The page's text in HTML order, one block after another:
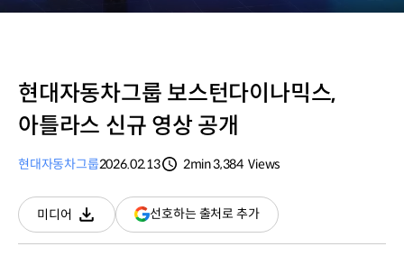
Time
현대자동차그룹 보스턴다이나믹스,
아틀라스 신규 영상 공개
현대자동차그룹2026.02.13
2min3,384 Views
미디어
다운로드
선호하는 출처로 추가(새
창